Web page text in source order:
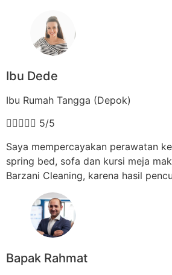
Ibu Dede
Ibu Rumah Tangga (Depok)
 5/5
Saya mempercayakan perawatan
spring bed, sofa dan kursi meja
Barzani Cleaning, karena hasil
Bapak Rahmat